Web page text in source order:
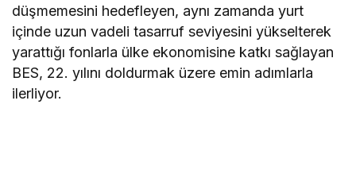
düşmemesini hedefleyen, aynı zamanda yurt
içinde uzun vadeli tasarruf seviyesini yükselterek
yarattığı fonlarla ülke ekonomisine katkı sağlayan
BES, 22. yılını doldurmak üzere emin adımlarla
ilerliyor.